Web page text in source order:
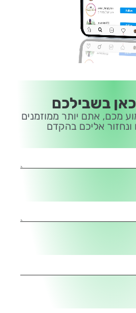
בשבילכם
מכם, אתם יותר ממוזמנים
ונחזור אליכם בהקדם